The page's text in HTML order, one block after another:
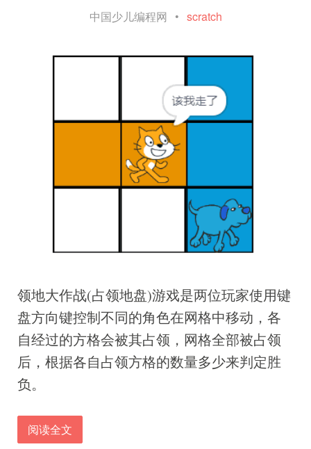
中国少儿编程网 • scratch
领地大作战(占领地盘)游戏是两位玩家使用键
盘方向键控制不同的角色在网格中移动，各
自经过的方格会被其占领，网格全部被占领
后，根据各自占领方格的数量多少来判定胜
负。
阅读全文